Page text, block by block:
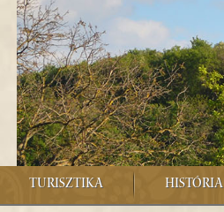
TURISZTIKA HISTÓRIA